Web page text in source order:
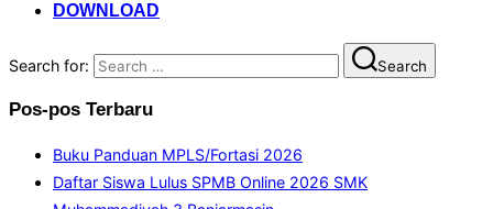
DOWNLOAD
Search for: Search
Pos-pos Terbaru
Buku Panduan MPLS/Fortasi 2026
Daftar Siswa Lulus SPMB Online 2026 SMK